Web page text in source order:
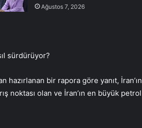
Ağustos 7, 2026
sürdürüyor?
bir rapora göre yanıt, İran’ın
noktası olan ve İran’ın en büyük petrol